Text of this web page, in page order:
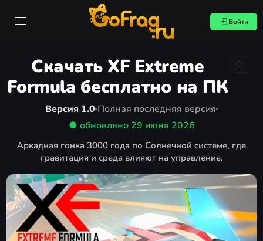
Войти
Скачать XF Extreme
Formula бесплатно на ПК
Версия 1.0 Полная последняя версия
● обновлено 29 июня 2026
Аркадная гонка 3000 года по Солнечной системе, где
гравитация и среда влияют на управление.